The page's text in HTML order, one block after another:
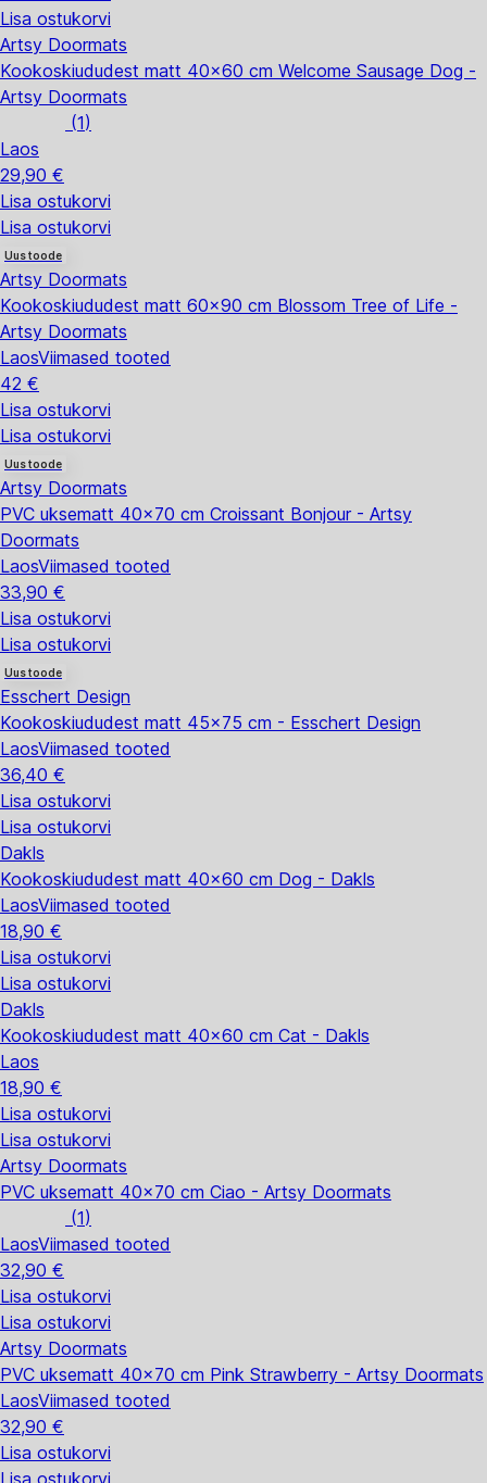
Lisa ostukorvi
Artsy Doormats
Kookoskiududest matt 40x60 cm Welcome Sausage Dog -
Artsy Doormats
(1)
Laos
29,90 €
Lisa ostukorvi
Lisa ostukorvi
Uus toode
Artsy Doormats
Kookoskiududest matt 60x90 cm Blossom Tree of Life -
Artsy Doormats
LaosViimased tooted
42 €
Lisa ostukorvi
Lisa ostukorvi
Uus toode
Artsy Doormats
PVC uksematt 40x70 cm Croissant Bonjour - Artsy
Doormats
LaosViimased tooted
33,90 €
Lisa ostukorvi
Lisa ostukorvi
Uus toode
Esschert Design
Kookoskiududest matt 45x75 cm - Esschert Design
LaosViimased tooted
36,40 €
Lisa ostukorvi
Lisa ostukorvi
Dakls
Kookoskiududest matt 40x60 cm Dog - Dakls
LaosViimased tooted
18,90 €
Lisa ostukorvi
Lisa ostukorvi
Dakls
Kookoskiududest matt 40x60 cm Cat - Dakls
Laos
18,90 €
Lisa ostukorvi
Lisa ostukorvi
Artsy Doormats
PVC uksematt 40x70 cm Ciao - Artsy Doormats
(1)
LaosViimased tooted
32,90 €
Lisa ostukorvi
Lisa ostukorvi
Artsy Doormats
PVC uksematt 40x70 cm Pink Strawberry - Artsy Doormats
LaosViimased tooted
32,90 €
Lisa ostukorvi